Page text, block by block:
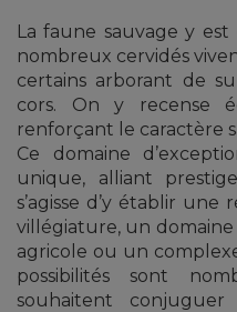
La faune sauvage y
nombreux cervidés
certains arborant de
cors. On y recense
renforçant le caractère
Ce domaine
unique, alliant
s’agisse d’y établir
villégiature, un
agricole ou un
possibilités sont
souhaitent